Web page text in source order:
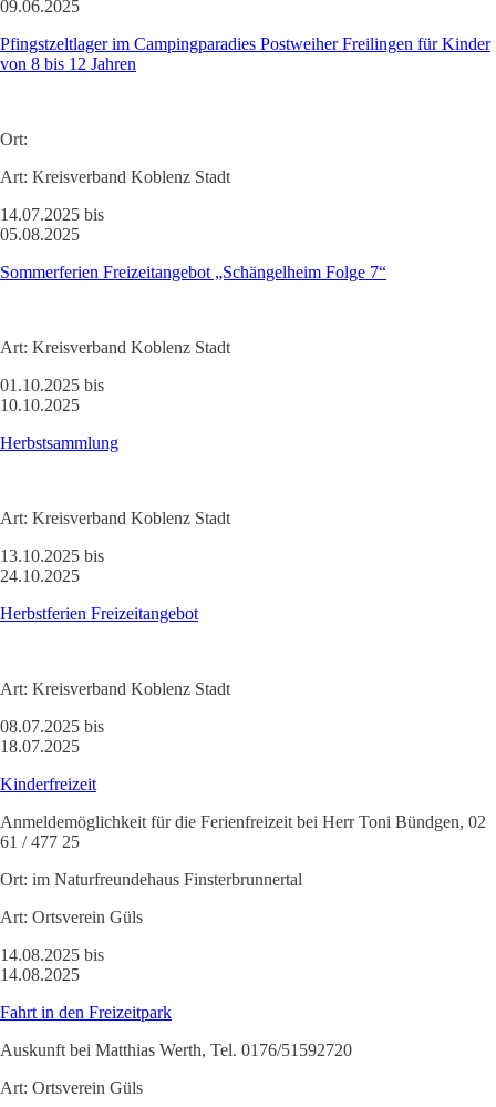
09.06.2025
Pfingstzeltlager im Campingparadies Postweiher Freilingen für Kinder
von 8 bis 12 Jahren
Ort:
Art: Kreisverband Koblenz Stadt
14.07.2025 bis
05.08.2025
Sommerferien Freizeitangebot „Schängelheim Folge 7“
Art: Kreisverband Koblenz Stadt
01.10.2025 bis
10.10.2025
Herbstsammlung
Art: Kreisverband Koblenz Stadt
13.10.2025 bis
24.10.2025
Herbstferien Freizeitangebot
Art: Kreisverband Koblenz Stadt
08.07.2025 bis
18.07.2025
Kinderfreizeit
Anmeldemöglichkeit für die Ferienfreizeit bei Herr Toni Bündgen, 02
61 / 477 25
Ort: im Naturfreundehaus Finsterbrunnertal
Art: Ortsverein Güls
14.08.2025 bis
14.08.2025
Fahrt in den Freizeitpark
Auskunft bei Matthias Werth, Tel. 0176/51592720
Art: Ortsverein Güls